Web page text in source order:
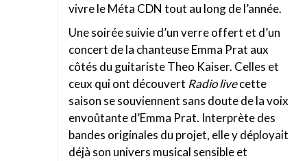
vivre le Méta CDN tout au long de l’année.
Une soirée suivie d’un verre offert et d’un
concert de la chanteuse Emma Prat aux
côtés du guitariste Theo Kaiser. Celles et
ceux qui ont découvert Radio livecette
saison se souviennent sans doute de la voix
envoûtante d’Emma Prat. Interprète des
bandes originales du projet, elle y déployait
déjà son univers musical sensible et